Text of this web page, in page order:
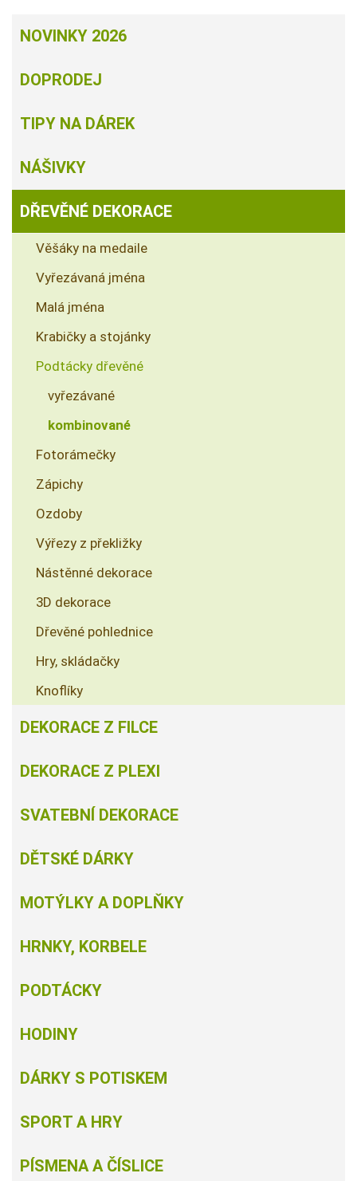
NOVINKY 2026
DOPRODEJ
TIPY NA DÁREK
NÁŠIVKY
DŘEVĚNÉ DEKORACE
Věšáky na medaile
Vyřezávaná jména
Malá jména
Krabičky a stojánky
Podtácky dřevěné
vyřezávané
kombinované
Fotorámečky
Zápichy
Ozdoby
Výřezy z překližky
Nástěnné dekorace
3D dekorace
Dřevěné pohlednice
Hry, skládačky
Knoflíky
DEKORACE Z FILCE
DEKORACE Z PLEXI
SVATEBNÍ DEKORACE
DĚTSKÉ DÁRKY
MOTÝLKY A DOPLŇKY
HRNKY, KORBELE
PODTÁCKY
HODINY
DÁRKY S POTISKEM
SPORT A HRY
PÍSMENA A ČÍSLICE